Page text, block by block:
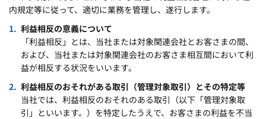
内規定等に従って、適切に業務を管理し、遂行します。
利益相反の意義について
「利益相反」とは、当社または対象関連会社とお客さまの間、
および、当社または対象関連会社のお客さま相互間において利
益が相反する状況をいいます。
利益相反のおそれがある取引（管理対象取引）とその特定等
当社では、利益相反のおそれのある取引（以下「管理対象取
引」といいます。）を特定したうえで、お客さまの利益を不当